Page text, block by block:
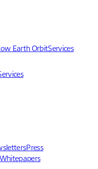
Earth OrbitServices
Press